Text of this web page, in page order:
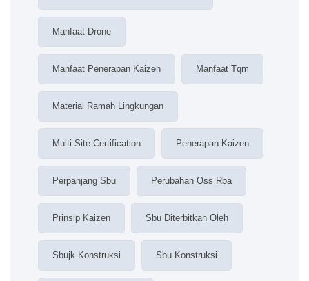
Manfaat Drone
Manfaat Penerapan Kaizen Manfaat Tqm
Material Ramah Lingkungan
Multi Site Certification Penerapan Kaizen
Perpanjang Sbu Perubahan Oss Rba
Prinsip Kaizen Sbu Diterbitkan Oleh
Sbujk Konstruksi Sbu Konstruksi